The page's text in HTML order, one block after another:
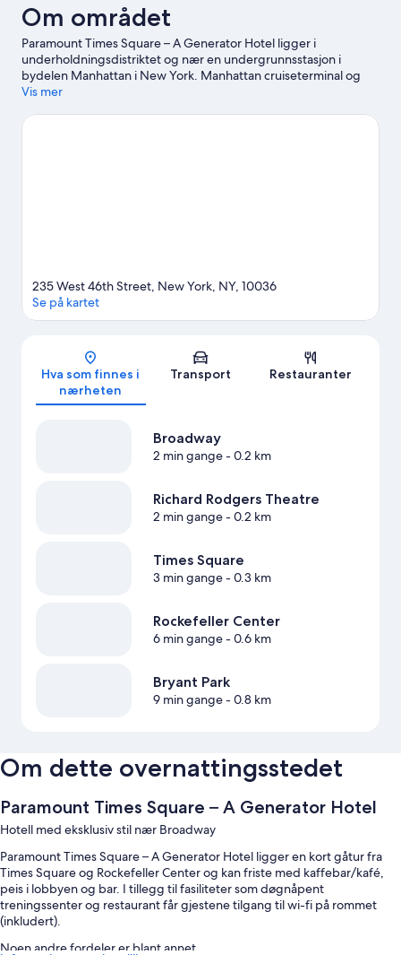
Om området
Paramount Times Square – A Generator Hotel ligger i
underholdningsdistriktet og nær en undergrunnsstasjon i
bydelen Manhattan i New York. Manhattan cruiseterminal og
South Street havneområde (shopping, uteliv og underholdning)
aktiviteter, men hvis du heller vil få med deg noen av områdets
Vis mer
Kart
235 West 46th Street, New York, NY, 10036
Se på kartet
Hva som finnes i
nærheten
Transport Restauranter
Broadway
2 min gange- 0.2 km
Richard Rodgers Theatre
2 min gange- 0.2 km
Times Square
3 min gange- 0.3 km
Rockefeller Center
6 min gange- 0.6 km
Bryant Park
9 min gange- 0.8 km
Om dette overnattingsstedet
Paramount Times Square – A Generator Hotel
Hotell med eksklusiv stil nær Broadway
Paramount Times Square – A Generator Hotel ligger en kort gåtur fra
Times Square og Rockefeller Center og kan friste med kaffebar/kafé,
peis i lobbyen og bar. I tillegg til fasiliteter som døgnåpent
treningssenter og restaurant får gjestene tilgang til wi-fi på rommet
(inkludert).
Noen andre fordeler er blant annet